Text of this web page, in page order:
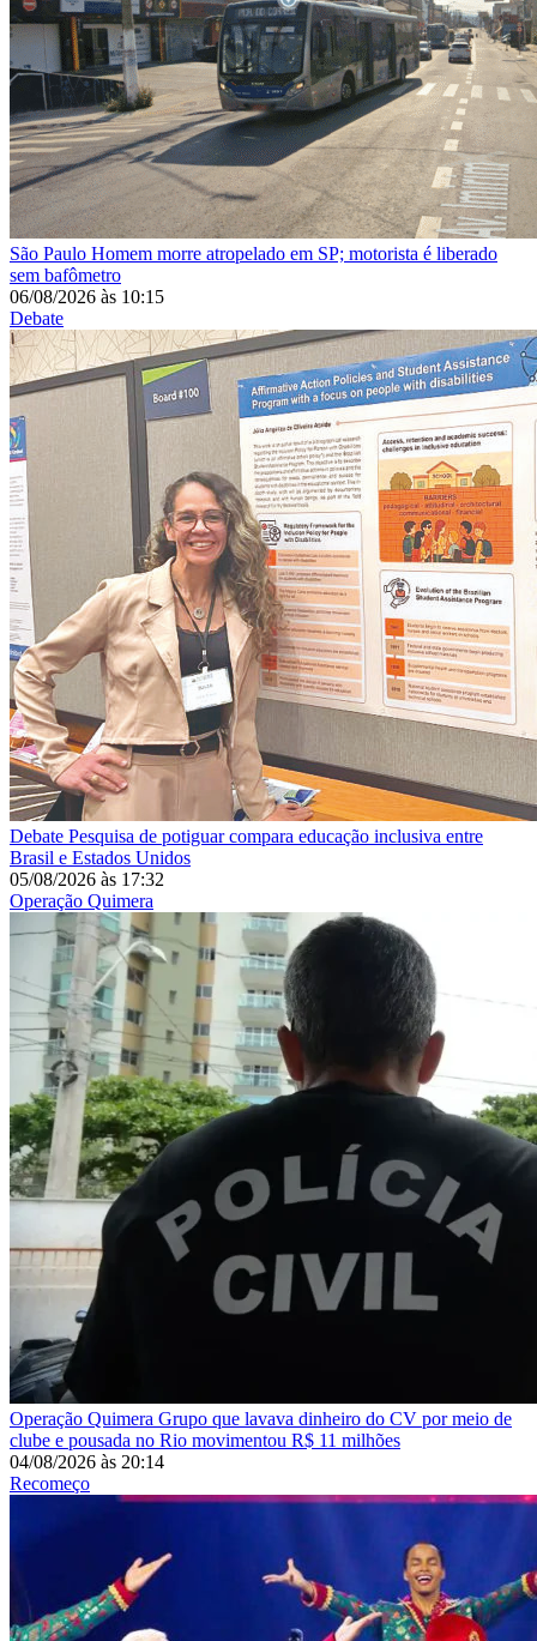
São Paulo Homem morre atropelado em SP; motorista é liberado
sem bafômetro
06/08/2026 às 10:15
Debate
Debate Pesquisa de potiguar compara educação inclusiva entre
Brasil e Estados Unidos
05/08/2026 às 17:32
Operação Quimera
Operação Quimera Grupo que lavava dinheiro do CV por meio de
clube e pousada no Rio movimentou R$ 11 milhões
04/08/2026 às 20:14
Recomeço